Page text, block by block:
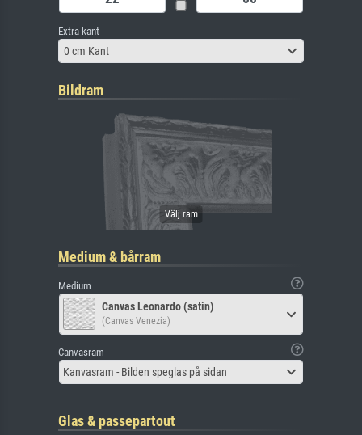
Extra kant
0 cm Kant
Bildram
Medium & bårram
Medium
Canvas Leonardo (satin)
(Canvas Venezia)
Canvasram
Kanvasram - Bilden speglas på sidan
Glas & passepartout